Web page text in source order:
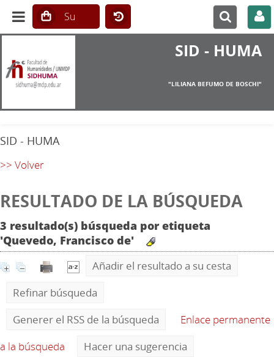
SID - HUMA
"LILIANA BEFUMO DE BOSCHI"
SID - HUMA
>> Volver
RESULTADO DE LA BÚSQUEDA
3 resultado(s) búsqueda por etiqueta
'Quevedo, Francisco de'
Añadir el resultado a su cesta
Refinar búsqueda
Generer el RSS de la búsqueda
Enlace permanente
a la búsqueda
Hacer una sugerencia